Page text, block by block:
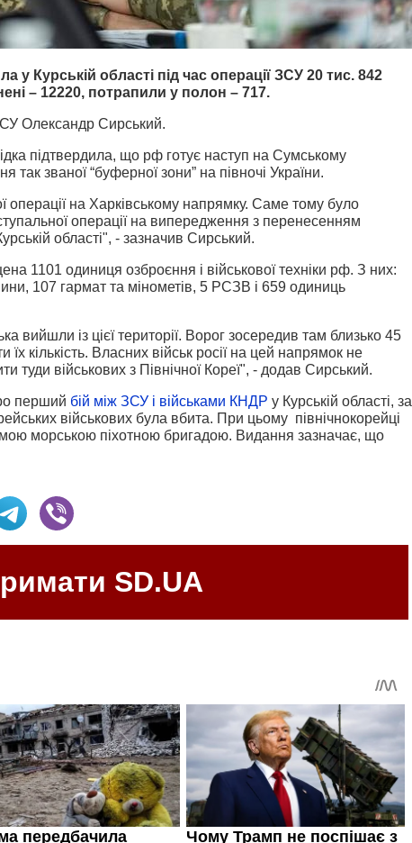
у Курській області під час операції ЗСУ 20 тис. 842
– 12220, потрапили у полон – 717.
Олександр Сирський.
підтвердила, що рф готує наступ на Сумському
так званої “буферної зони” на півночі України.
на Харківському напрямку. Саме тому було
операції на випередження з перенесенням
області", - зазначив Сирський.
1101 одиниця озброєння і військової техніки рф. З них:
107 гармат та мінометів, 5 РСЗВ і 659 одиниць
вийшли із цієї території. Ворог зосередив там близько 45
їх кількість. Власних військ росії на цей напрямок не
туди військових з Північної Кореї", - додав Сирський.
перший бій між ЗСУ і військами КНДР у Курській області, за
військових була вбита. При цьому північнокорейці
морською піхотною бригадою. Видання зазначає, що
SD.UA